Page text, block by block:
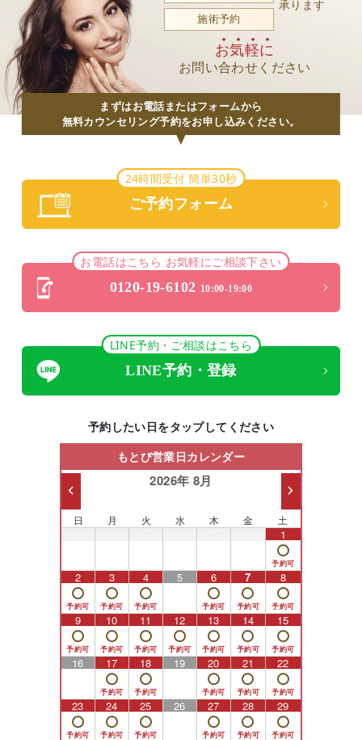
施術予約
承ります
お気軽に
お問い合わせください
まずはお電話またはフォームから
無料カウンセリング予約をお申し込みください。
24時間受付 簡単30秒
ご予約フォーム
お電話はこちら お気軽にご相談下さい
0120-19-6102 10:00-19:00
LINE予約・ご相談はこちら
LINE予約・登録
予約したい日をタップしてください
もとび営業日カレンダー
2026年 8月
日 月 火 水 木 金 土
1
2 3 4 5 6 7 8
9 10 11 12 13 14 15
16 17 18 19 20 21 22
23 24 25 26 27 28 29